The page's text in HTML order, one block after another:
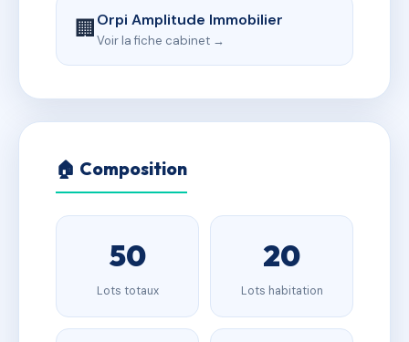
🏢Orpi Amplitude Immobilier
Voir la fiche cabinet →
🏠 Composition
50
Lots totaux
20
Lots habitation